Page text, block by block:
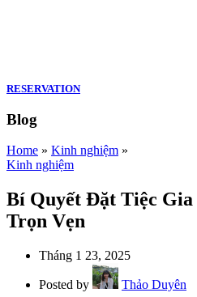
RESERVATION
Blog
Home » Kinh nghiệm »
Kinh nghiệm
Bí Quyết Đặt Tiệc
Trọn Vẹn
Tháng 1 23, 2025
Posted by Thảo Duyên